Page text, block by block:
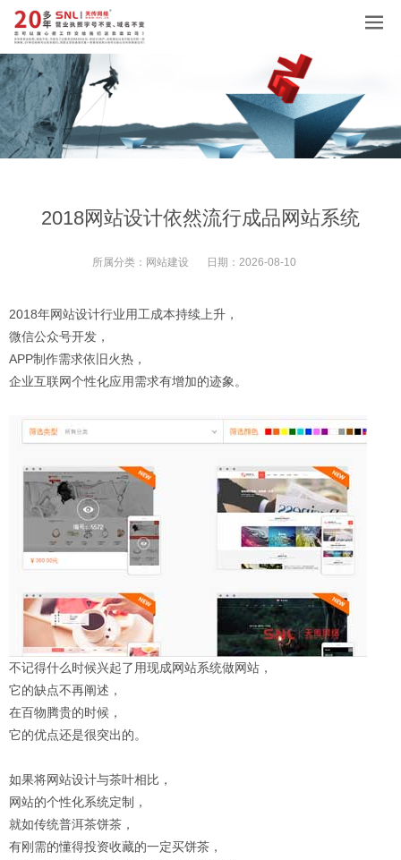
2018网站设计依然流行成品网站系统
所属分类： 网站建设 日期： 2026-08-10
2018年网站设计行业用工成本持续上升，
微信公众号开发，
APP制作需求依旧火热，
企业互联网个性化应用需求有增加的迹象。
不记得什么时候兴起了用现成网站系统做网站，
它的缺点不再阐述，
在百物腾贵的时候，
它的优点还是很突出的。
如果将网站设计与茶叶相比，
网站的个性化系统定制，
就如传统普洱茶饼茶，
有刚需的懂得投资收藏的一定买饼茶，